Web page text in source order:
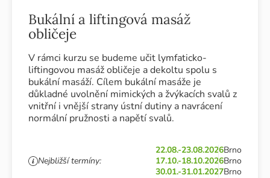
Bukální a liftingová masáž
obličeje
V rámci kurzu se budeme učit lymfaticko-
liftingovou masáž obličeje a dekoltu spolu s
bukální masáží. Cílem bukální masáže je
důkladné uvolnění mimických a žvýkacích svalů z
vnitřní i vnější strany ústní dutiny a navrácení
normální pružnosti a napětí svalů.
Nejbližší termíny:
22.08.-23.08.2026Brno
17.10.-18.10.2026Brno
30.01.-31.01.2027Brno